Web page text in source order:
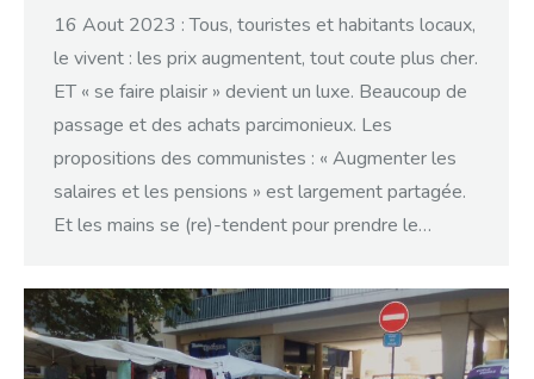
16 Aout 2023 : Tous, touristes et habitants locaux,
le vivent : les prix augmentent, tout coute plus cher.
ET « se faire plaisir » devient un luxe. Beaucoup de
passage et des achats parcimonieux. Les
propositions des communistes : « Augmenter les
salaires et les pensions » est largement partagée.
Et les mains se (re)-tendent pour prendre le…